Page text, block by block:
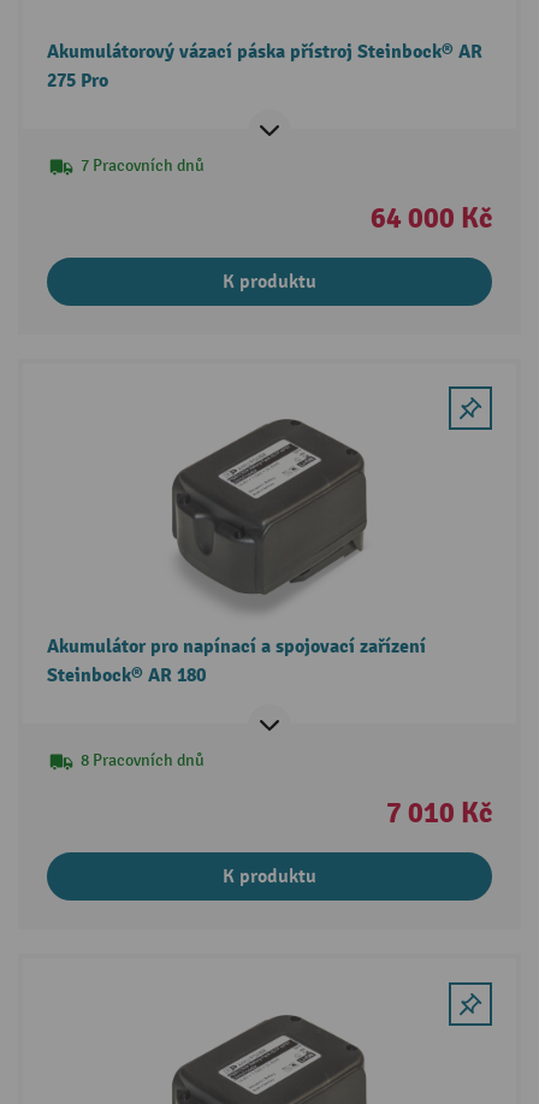
Akumulátorový vázací páska přístroj Steinbock® AR
275 Pro
7 Pracovních dnů
64 000 Kč
K produktu
Akumulátor pro napínací a spojovací zařízení
Steinbock® AR 180
8 Pracovních dnů
7 010 Kč
K produktu